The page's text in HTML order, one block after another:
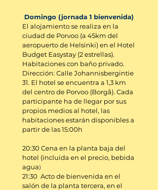
Domingo (jornada 1 bienvenida)
El alojamiento se realiza en la
ciudad de Porvoo (a 45km del
aeropuerto de Helsinki) en el Hotel
Budget Easystay (2 estrellas).
Habitaciones con baño privado.
Dirección: Calle Johannisbergintie
31. El hotel se encuentra a 1,3 km
del centro de Porvoo (Borgå). Cada
participante ha de llegar por sus
propios medios al hotel, las
habitaciones estarán disponibles a
partir de las 15:00h
20:30 Cena en la planta baja del
hotel (incluida en el precio, bebida
agua)
21:30 Acto de bienvenida en el
salón de la planta tercera, en el